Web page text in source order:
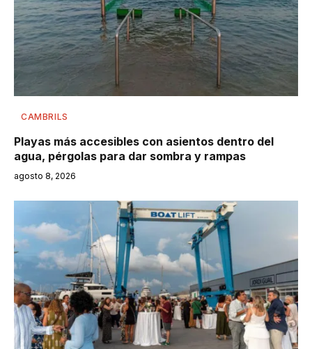
CAMBRILS
Playas más accesibles con asientos dentro del
agua, pérgolas para dar sombra y rampas
agosto 8, 2026